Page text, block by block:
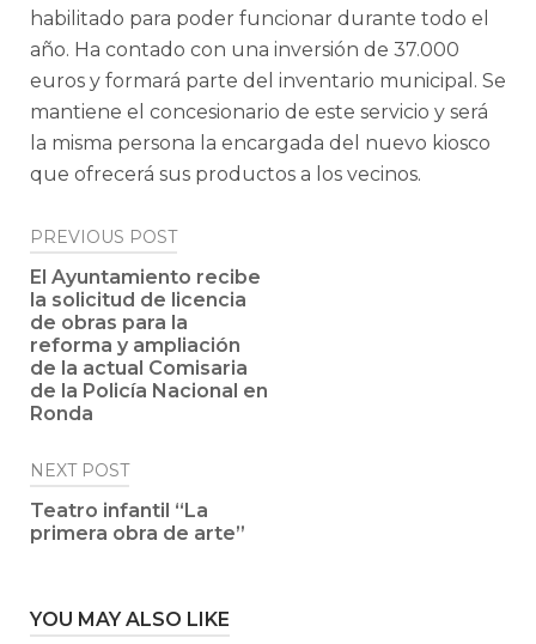
habilitado para poder funcionar durante todo el
año. Ha contado con una inversión de 37.000
euros y formará parte del inventario municipal. Se
mantiene el concesionario de este servicio y será
la misma persona la encargada del nuevo kiosco
que ofrecerá sus productos a los vecinos.
Post
navigation
PREVIOUS POST
El Ayuntamiento recibe
la solicitud de licencia
de obras para la
reforma y ampliación
de la actual Comisaria
de la Policía Nacional en
Ronda
NEXT POST
Teatro infantil “La
primera obra de arte”
YOU MAY ALSO LIKE